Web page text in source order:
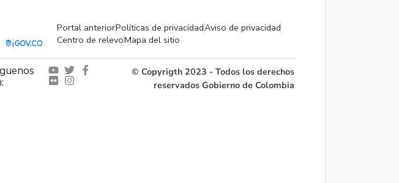
Portal anteriorPolíticas de privacidadAviso de privacidad
Centro de relevoMapa del sitio
© Copyrigth 2023 - Todos los derechos
reservados Gobierno de Colombia